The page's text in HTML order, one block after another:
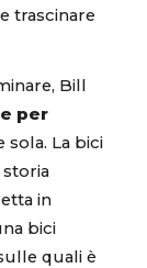
trascinare
Bill
per
sola. La bici
in
bici
quali è